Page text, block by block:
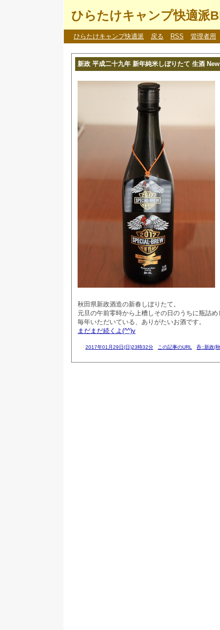
ひらたけキャンプ快適派
ひらたけキャンプ快適派 戻る RSS 管理者用
新政 平成二十九年 新年純米しぼりたて 生酒
秋田県新政酒造の新春しぼりたて。
元旦の午前零時から上槽しその日のうちに瓶詰
毎年いただいている、ありがたいお酒です。
まだまだ続くよ(^^)v
2017年01月29日(日)23時32分 この記事のURL 呑::新政(